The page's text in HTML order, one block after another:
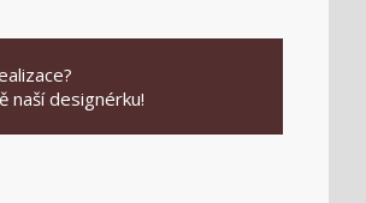
naší designérku!